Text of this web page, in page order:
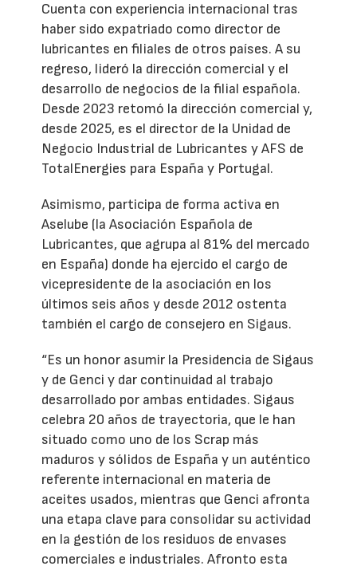
Cuenta con experiencia internacional tras
haber sido expatriado como director de
lubricantes en filiales de otros países. A su
regreso, lideró la dirección comercial y el
desarrollo de negocios de la filial española.
Desde 2023 retomó la dirección comercial y,
desde 2025, es el director de la Unidad de
Negocio Industrial de Lubricantes y AFS de
TotalEnergies para España y Portugal.
Asimismo, participa de forma activa en
Aselube (la Asociación Española de
Lubricantes, que agrupa al 81% del mercado
en España) donde ha ejercido el cargo de
vicepresidente de la asociación en los
últimos seis años y desde 2012 ostenta
también el cargo de consejero en Sigaus.
“Es un honor asumir la Presidencia de Sigaus
y de Genci y dar continuidad al trabajo
desarrollado por ambas entidades. Sigaus
celebra 20 años de trayectoria, que le han
situado como uno de los Scrap más
maduros y sólidos de España y un auténtico
referente internacional en materia de
aceites usados, mientras que Genci afronta
una etapa clave para consolidar su actividad
en la gestión de los residuos de envases
comerciales e industriales. Afronto esta